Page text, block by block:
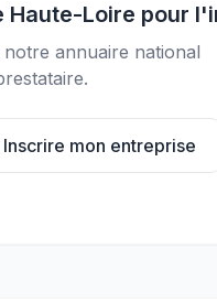
Haute-Loire pour
annuaire national
Inscrire mon entreprise